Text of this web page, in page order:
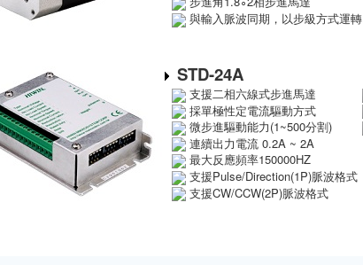
與輸入脈波同期，以步級方式運轉
STD-24A
支援二相六線式步進馬達
採單極性定電流驅動方式
微步進驅動能力(1~500分割)
連續出力電流 0.2A ~ 2A
最大反應頻率150000HZ
支援Pulse/Direction(1P)脈波格式
支援CW/CCW(2P)脈波格式